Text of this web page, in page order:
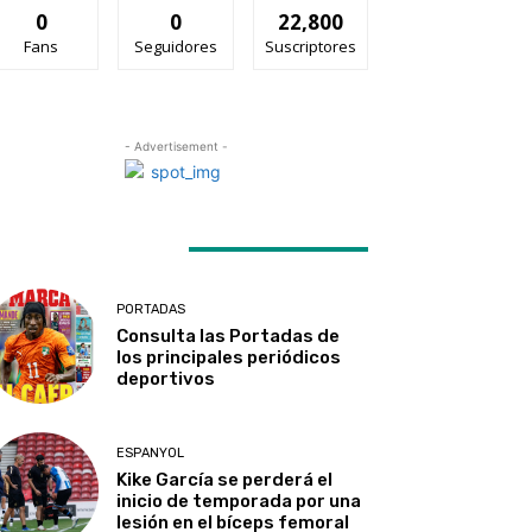
0
Fans
0
Seguidores
22,800
Suscriptores
- Advertisement -
PORTADAS
Consulta las Portadas de
los principales periódicos
deportivos
ESPANYOL
Kike García se perderá el
inicio de temporada por una
lesión en el bíceps femoral